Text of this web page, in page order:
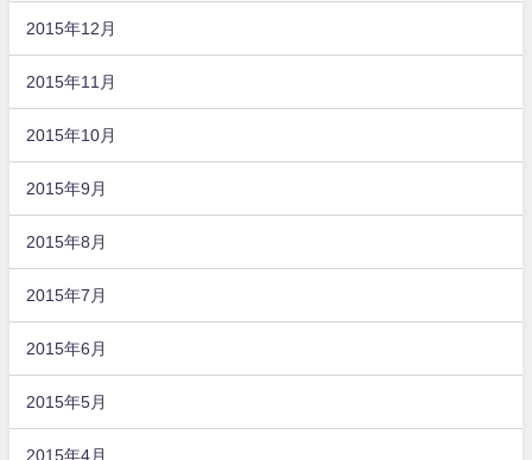
2015年12月
2015年11月
2015年10月
2015年9月
2015年8月
2015年7月
2015年6月
2015年5月
2015年4月